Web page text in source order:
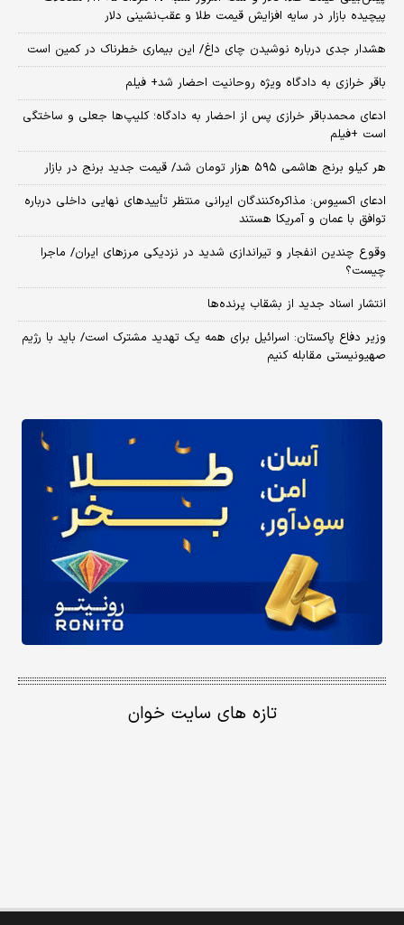
پیچیده بازار در سایه افزایش قیمت طلا و عقب‌نشینی دلار
هشدار جدی درباره نوشیدن چای داغ/ این بیماری خطرناک در کمین است
باقر خرازی به دادگاه ویژه روحانیت احضار شد+ فیلم
ادعای محمدباقر خرازی پس از احضار به دادگاه؛ کلیپ‌ها جعلی و ساختگی
است +فیلم
هر کیلو برنج هاشمی ۵۹۵ هزار تومان شد/ قیمت جدید برنج در بازار
ادعای اکسیوس: مذاکره‌کنندگان ایرانی منتظر تأییدهای نهایی داخلی درباره
توافق با عمان و آمریکا هستند
وقوع چندین انفجار و تیراندازی شدید در نزدیکی مرز‌های ایران/ ماجرا
چیست؟
انتشار اسناد جدید از بشقاب پرنده‌ها
وزیر دفاع پاکستان: اسرائیل برای همه یک تهدید مشترک است/ باید با رژیم
صهیونیستی مقابله کنیم
تازه های سایت خوان